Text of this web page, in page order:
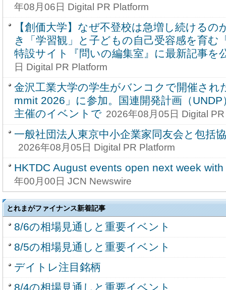
年08月06日 Digital PR Platform
【創価大学】なぜ不登校は急増し続けるの
き「学習観」と子どもの自己受容感を育
特設サイト『問いの編集室』に最新記事を
日 Digital PR Platform
金沢工業大学の学生がバンコクで開催され
mmit 2026」に参加。国連開発計画（
主催のイベントで 2026年08月05日 Digital
一般社団法人東京中小企業家同友会と包括
2026年08月05日 Digital PR Platform
HKTDC August events open next week
年00月00日 JCN Newswire
とれまがファイナンス新着記事
8/6の相場見通しと重要イベント
8/5の相場見通しと重要イベント
デイトレ注目銘柄
8/4の相場見通しと重要イベント